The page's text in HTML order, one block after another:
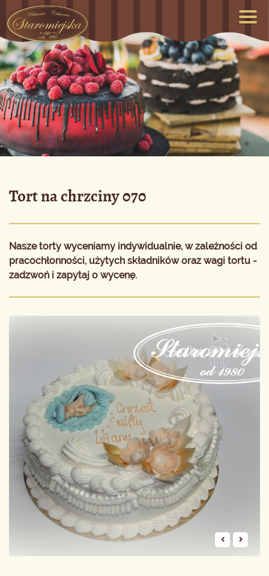
Tort na chrzciny 070
Nasze torty wyceniamy indywidualnie, w zależności od
pracochłonności, użytych składników oraz wagi tortu -
zadzwoń i zapytaj o wycenę.